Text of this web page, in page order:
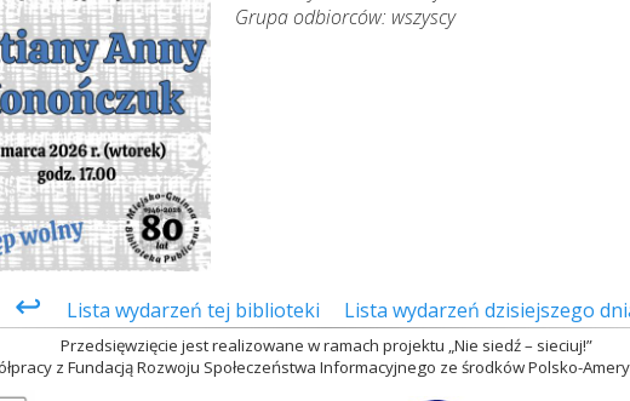
Grupa odbiorców: wszyscy
↩ Lista wydarzeń tej biblioteki Lista wydarzeń dzisiejszego
Przedsięwzięcie jest realizowane w ramach projektu „Nie siedź – sieciuj!”
z Fundacją Rozwoju Społeczeństwa Informacyjnego ze środków Polsko-